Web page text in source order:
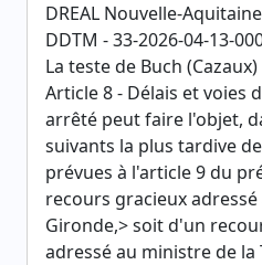
DREAL Nouvelle-
DDTM - 33-2026-04-13-
La teste de Buch (Cazaux)
Article 8 - Délais et voies
arrêté peut faire l'objet,
suivants la plus tardive
prévues à l'article 9 du
recours gracieux
Gironde,> soit d'un
adressé au ministre de